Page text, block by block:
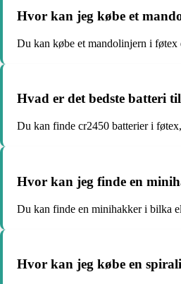
Hvor kan jeg købe et
Du kan købe et mandolinjern i føtex
Hvad er det bedste batteri
Du kan finde cr2450 batterier i
Hvor kan jeg finde en
Du kan finde en minihakker i bilka
Hvor kan jeg købe en